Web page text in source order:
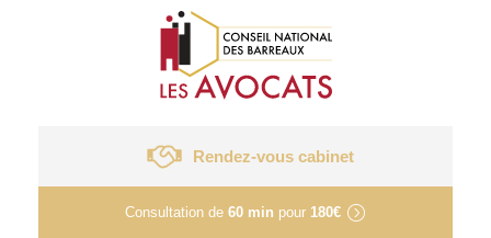
Rendez-vous cabinet
Consultation de 60 min pour 180€